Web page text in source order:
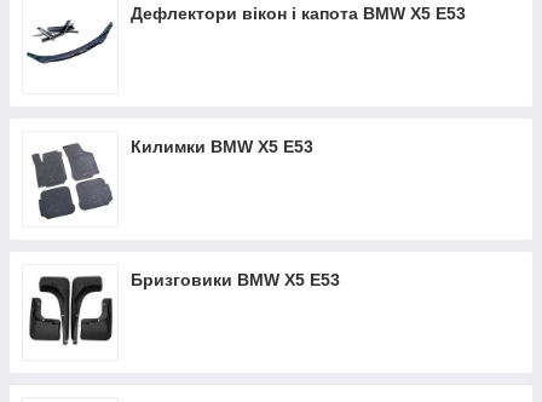
Дефлектори вікон і капота BMW X5 E53
Килимки BMW X5 E53
Бризговики BMW X5 E53